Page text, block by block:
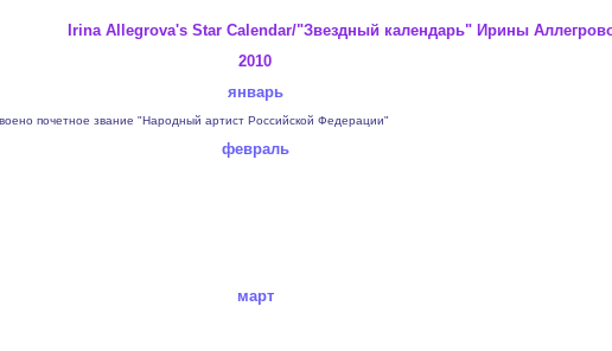
Irina Allegrova's Star Calendar/"Звездный календарь" Ирины
2010
январь
почетное звание "Народный артист Российской Федерации"
февраль
март